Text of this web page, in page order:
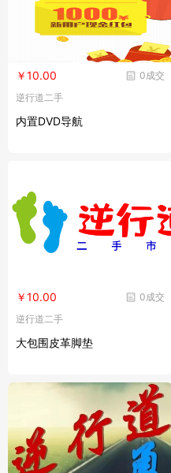
0成交
￥10.00
逆行道二手
内置DVD导航
0成交
￥10.00
逆行道二手
大包围皮革脚垫